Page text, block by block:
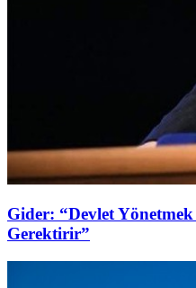
Gider: “Devlet
Gerektirir”